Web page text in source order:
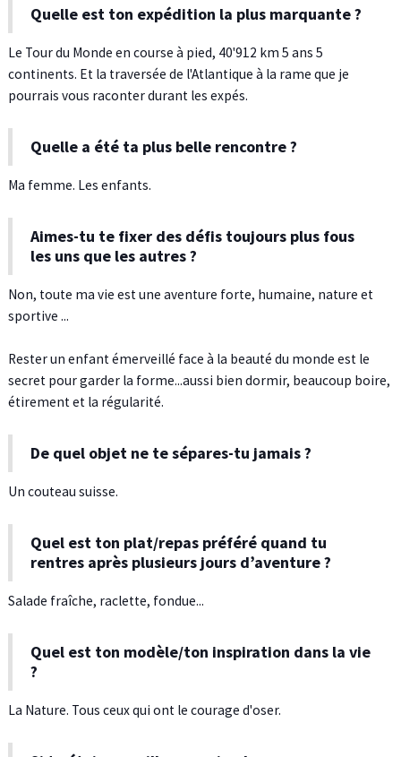
Quelle est ton expédition la plus marquante ?
Le Tour du Monde en course à pied, 40'912 km 5 ans 5
continents. Et la traversée de l'Atlantique à la rame que je
pourrais vous raconter durant les expés.
Quelle a été ta plus belle rencontre ?
Ma femme. Les enfants.
Aimes-tu te fixer des défis toujours plus fous
les uns que les autres ?
Non, toute ma vie est une aventure forte, humaine, nature et
sportive ...
Rester un enfant émerveillé face à la beauté du monde est le
secret pour garder la forme...aussi bien dormir, beaucoup boire,
étirement et la régularité.
De quel objet ne te sépares-tu jamais ?
Un couteau suisse.
Quel est ton plat/repas préféré quand tu
rentres après plusieurs jours d’aventure ?
Salade fraîche, raclette, fondue...
Quel est ton modèle/ton inspiration dans la vie
?
La Nature. Tous ceux qui ont le courage d'oser.